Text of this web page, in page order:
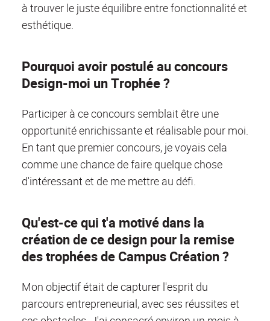
à trouver le juste équilibre entre fonctionnalité et
esthétique.
Pourquoi avoir postulé au concours
Design-moi un Trophée ?
Participer à ce concours semblait être une
opportunité enrichissante et réalisable pour moi.
En tant que premier concours, je voyais cela
comme une chance de faire quelque chose
d'intéressant et de me mettre au défi.
Qu'est-ce qui t'a motivé dans la
création de ce design pour la remise
des trophées de Campus Création ?
Mon objectif était de capturer l'esprit du
parcours entrepreneurial, avec ses réussites et